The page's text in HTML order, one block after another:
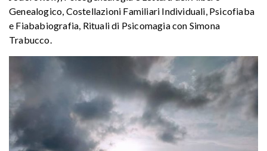
Genealogico, Costellazioni Familiari Individuali, Psicofiaba
e Fiababiografia, Rituali di Psicomagia con Simona
Trabucco.